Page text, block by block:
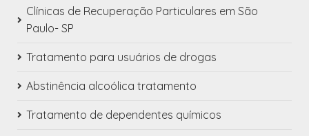
Clínicas de Recuperação Particulares em São
Paulo- SP
Tratamento para usuários de drogas
Abstinência alcoólica tratamento
Tratamento de dependentes químicos